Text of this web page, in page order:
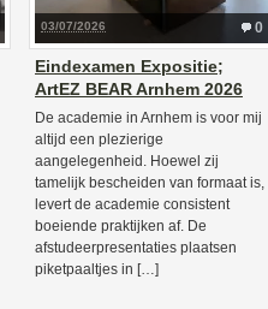
0
03/07/2026
Eindexamen Expositie;
ArtEZ BEAR Arnhem 2026
De academie in Arnhem is voor mij
altijd een plezierige
aangelegenheid. Hoewel zij
tamelijk bescheiden van formaat is,
levert de academie consistent
boeiende praktijken af. De
afstudeerpresentaties plaatsen
piketpaaltjes in […]